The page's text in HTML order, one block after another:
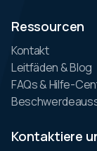
Ressourcen
Kontakt
Leitfäden & Blog
FAQs & Hilfe-
Kontaktiere